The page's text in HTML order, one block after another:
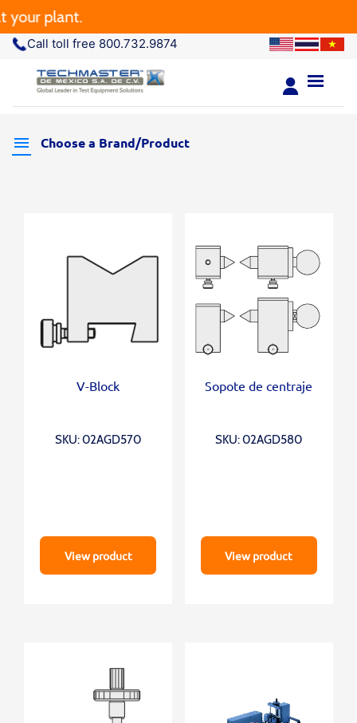
plant.
Call toll free 800.732.9874
V-Block
SKU: 02AGD570
View product
Sopote de centraje
SKU: 02AGD580
View product
Choose a Brand/Product